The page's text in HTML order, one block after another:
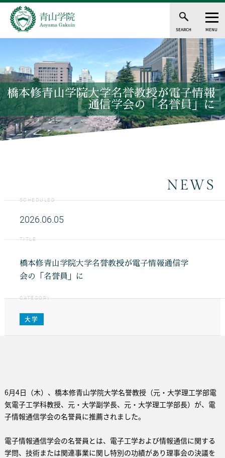
SEARCH MENU
橋本修青山学院大学名誉教授が電子情報
通信学会の「名誉員」に
NEWS
SCHEDULED
2026.06.05
TITLE
橋本修青山学院大学名誉教授が電子情報通信学
会の「名誉員」に
CATEGORY
大学
6月4日（木）、橋本修青山学院大学名誉教授（元・大学理工学部電
気電子工学科教授、元・大学副学長、元・大学理工学部長）が、電
子情報通信学会の名誉員に推薦されました。
電子情報通信学会の名誉員とは、電子工学および情報通信に関する
学問、技術または関連事業に関し特別の功績があり理事会の決議を